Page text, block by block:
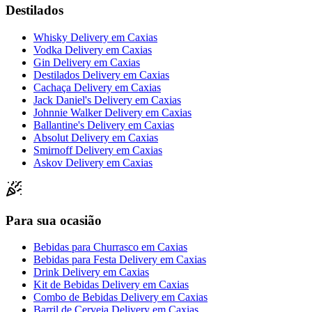
Destilados
Whisky Delivery em Caxias
Vodka Delivery em Caxias
Gin Delivery em Caxias
Destilados Delivery em Caxias
Cachaça Delivery em Caxias
Jack Daniel's Delivery em Caxias
Johnnie Walker Delivery em Caxias
Ballantine's Delivery em Caxias
Absolut Delivery em Caxias
Smirnoff Delivery em Caxias
Askov Delivery em Caxias
Para sua ocasião
Bebidas para Churrasco em Caxias
Bebidas para Festa Delivery em Caxias
Drink Delivery em Caxias
Kit de Bebidas Delivery em Caxias
Combo de Bebidas Delivery em Caxias